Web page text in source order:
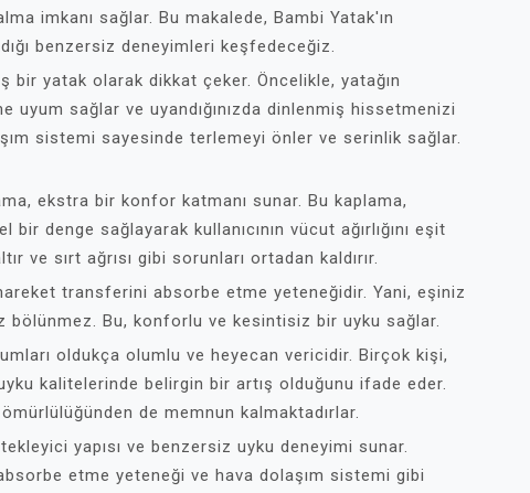
imkanı sağlar. Bu makalede, Bambi Yatak'ın
benzersiz deneyimleri keşfedeceğiz.
yatak olarak dikkat çeker. Öncelikle, yatağın
uyum sağlar ve uyandığınızda dinlenmiş hissetmenizi
sistemi sayesinde terlemeyi önler ve serinlik sağlar.
ekstra bir konfor katmanı sunar. Bu kaplama,
denge sağlayarak kullanıcının vücut ağırlığını eşit
ve sırt ağrısı gibi sorunları ortadan kaldırır.
transferini absorbe etme yeteneğidir. Yani, eşiniz
bölünmez. Bu, konforlu ve kesintisiz bir uyku sağlar.
oldukça olumlu ve heyecan vericidir. Birçok kişi,
kalitelerinde belirgin bir artış olduğunu ifade eder.
ömürlülüğünden de memnun kalmaktadırlar.
yapısı ve benzersiz uyku deneyimi sunar.
etme yeteneği ve hava dolaşım sistemi gibi